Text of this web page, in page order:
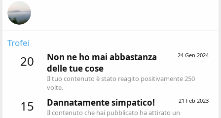
Trofei
20 24 Gen 2024
Non ne ho mai abbastanza
delle tue cose
Il tuo contenuto è stato reagito positivamente 250
volte.
15 21 Feb 2023
Dannatamente simpatico!
Il contenuto che hai pubblicato ha attirato un